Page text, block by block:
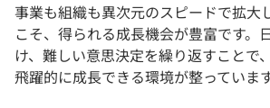
事業も組織も異次元のスピードで拡大
こそ、得られる成⻑機会が豊富です。
け、難しい意思決定を繰り返すことで
飛躍的に成⻑できる環境が整っています